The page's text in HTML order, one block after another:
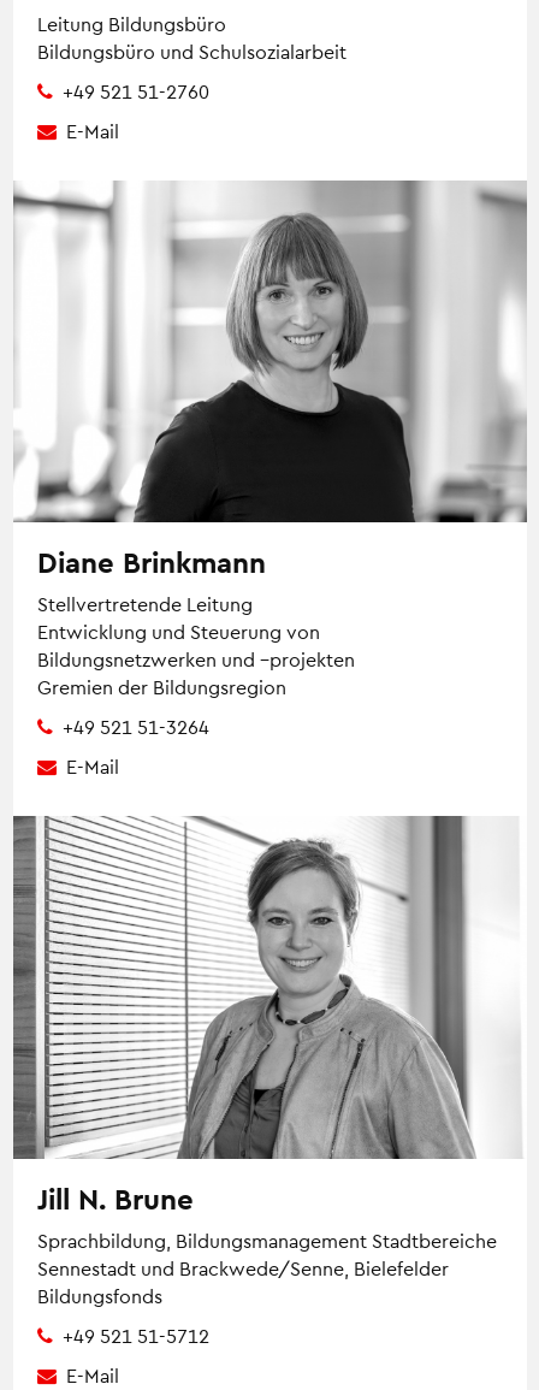
Leitung Bildungsbüro
Bildungsbüro und Schulsozialarbeit
+49 521 51-2760
E-Mail
Diane Brinkmann
Stellvertretende Leitung
Entwicklung und Steuerung von
Bildungsnetzwerken und –projekten
Gremien der Bildungsregion
+49 521 51-3264
E-Mail
Jill N. Brune
Sprachbildung, Bildungsmanagement Stadtbereiche
Sennestadt und Brackwede/Senne, Bielefelder
Bildungsfonds
+49 521 51-5712
E-Mail